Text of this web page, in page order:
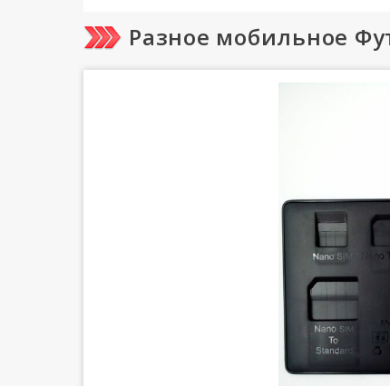
Разное мобильное